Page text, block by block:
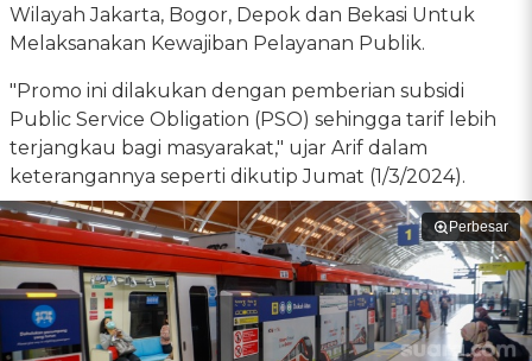
Wilayah Jakarta, Bogor, Depok dan Bekasi Untuk
Melaksanakan Kewajiban Pelayanan Publik.
"Promo ini dilakukan dengan pemberian subsidi
Public Service Obligation (PSO) sehingga tarif lebih
terjangkau bagi masyarakat," ujar Arif dalam
keterangannya seperti dikutip Jumat (1/3/2024).
Perbesar